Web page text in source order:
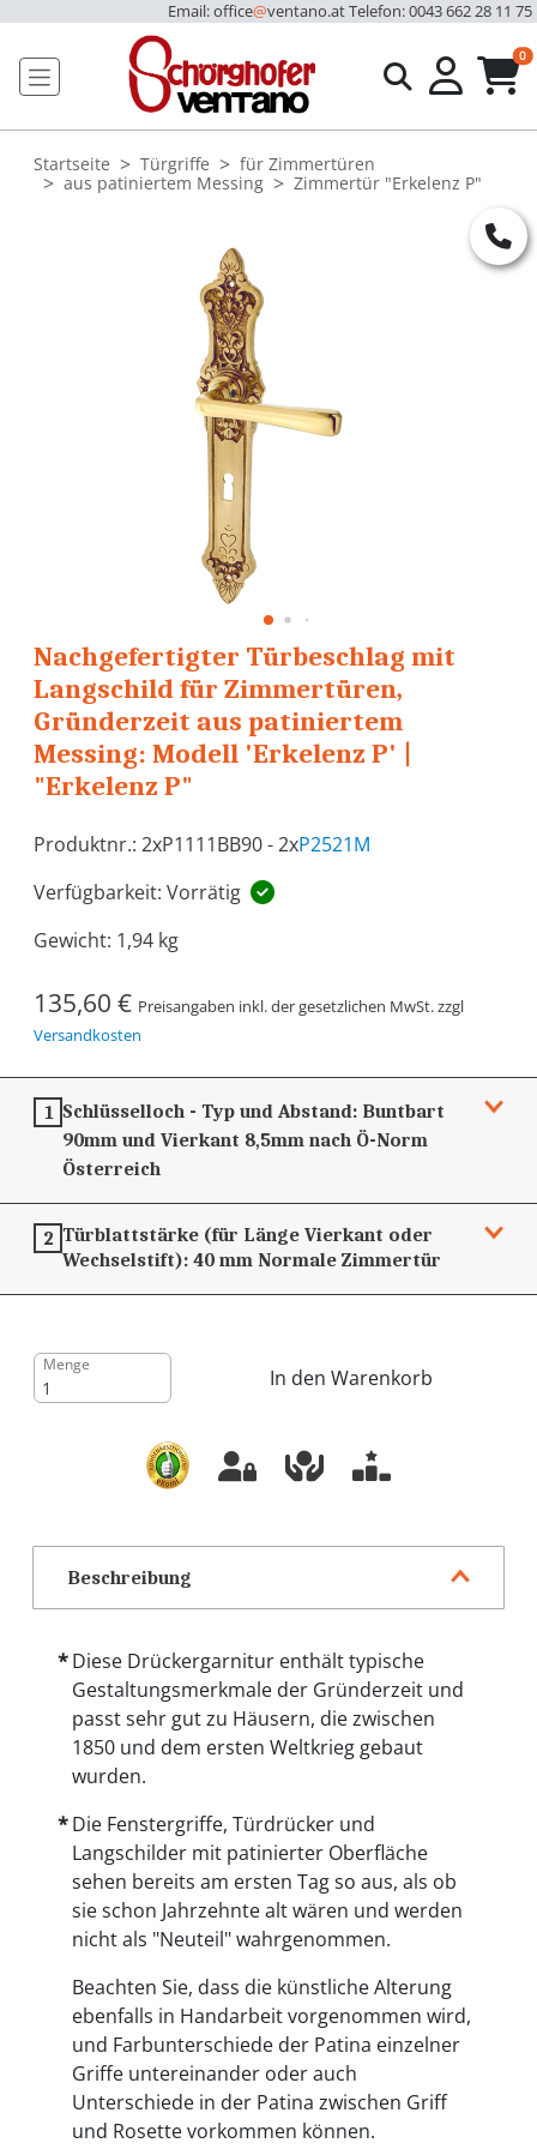
Email: office@ventano.atTelefon: 0043 662 28 11 75
0
Startseite Türgriffe
für Zimmertüren
aus patiniertem Messing
Zimmertür "Erkelenz P"
Nachgefertigter Türbeschlag mit
Langschild für Zimmertüren,
Gründerzeit aus patiniertem
Messing: Modell 'Erkelenz P' |
"Erkelenz P"
Produktnr.: 2xP1111BB90 - 2xP2521M
Verfügbarkeit: Vorrätig
Gewicht: 1,94 kg
135,60 € Preisangaben inkl. der gesetzlichen MwSt. zzgl
Versandkosten
1 Schlüsselloch - Typ und Abstand: Buntbart
90mm und Vierkant 8,5mm nach Ö-Norm
Österreich
2 Türblattstärke (für Länge Vierkant oder
Wechselstift):40 mm Normale Zimmertür
Menge
In den Warenkorb
Beschreibung
Diese Drückergarnitur enthält typische
Gestaltungsmerkmale der Gründerzeit und
passt sehr gut zu Häusern, die zwischen
1850 und dem ersten Weltkrieg gebaut
wurden.
Die Fenstergriffe, Türdrücker und
Langschilder mit patinierter Oberfläche
sehen bereits am ersten Tag so aus, als ob
sie schon Jahrzehnte alt wären und werden
nicht als "Neuteil" wahrgenommen.
Beachten Sie, dass die künstliche Alterung
ebenfalls in Handarbeit vorgenommen wird,
und Farbunterschiede der Patina einzelner
Griffe untereinander oder auch
Unterschiede in der Patina zwischen Griff
und Rosette vorkommen können.